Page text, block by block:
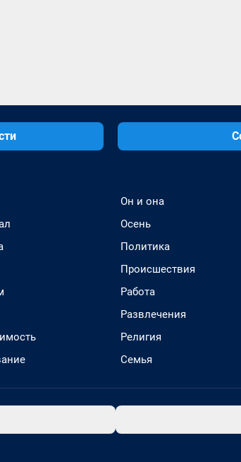
Он и она
Осень
Политика
Происшествия
Работа
Развлечения
Религия
Семья